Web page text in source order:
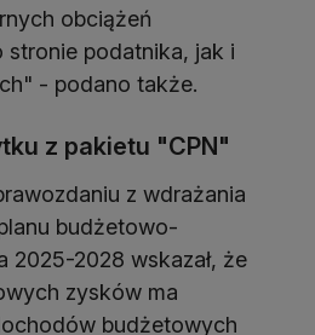
obciążeń
stronie podatnika, jak i
- podano także.
z pakietu "CPN"
z wdrażania
budżetowo-
2025-2028 wskazał, że
zysków ma
budżetowych